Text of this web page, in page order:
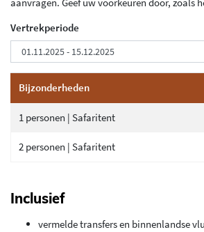
Vertrekperiode
Bijzonderheden
1 personen | Safaritent
2 personen | Safaritent
Inclusief
vermelde transfers en binnenlandse